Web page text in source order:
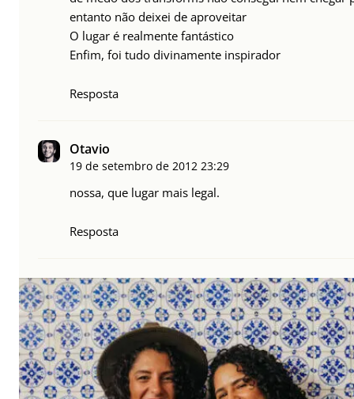
entanto não deixei de aproveitar
O lugar é realmente fantástico
Enfim, foi tudo divinamente inspirador
Resposta
Otavio
19 de setembro de 2012 23:29
nossa, que lugar mais legal.
Resposta